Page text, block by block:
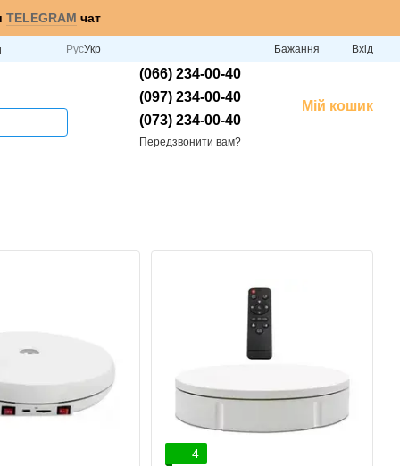
TELEGRAM чат
РусУкр Бажання Вхід
(066) 234-00-40
(097) 234-00-40
(073) 234-00-40
Передзвонити вам?
Мій кошик
4